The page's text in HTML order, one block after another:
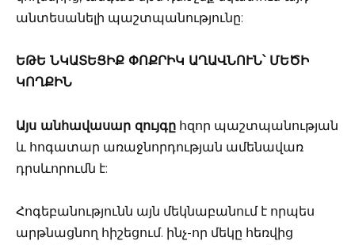
անտեսանելի պաշտպանությունը:
ԵԹԵ ՆԿԱՏԵՑԻՔ ՓՈՔՐԻԿ ԱՂԱՎՆՈՒՆ՝ ՄԵԾԻ
ԿՈՂՔԻՆ
Այս անհավասար զույգը հզոր պաշտպանության
և հոգատար առաջնորդության ամենավառ
դրսևորումն է:
Հոգեբանությունն այն մեկնաբանում է որպես
արթնացնող հիշեցում. ինչ-որ մեկը հեռվից